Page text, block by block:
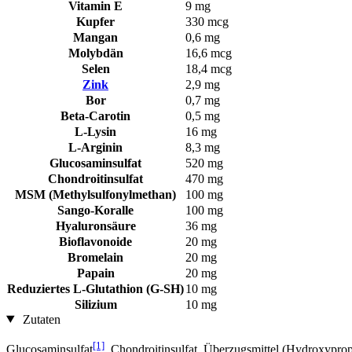
Vitamin E
9 mg
Kupfer
330 mcg
Mangan
0,6 mg
Molybdän
16,6 mcg
Selen
18,4 mcg
Zink
2,9 mg
Bor
0,7 mg
Beta-Carotin
0,5 mg
L-Lysin
16 mg
L-Arginin
8,3 mg
Glucosaminsulfat
520 mg
Chondroitinsulfat
470 mg
MSM (Methylsulfonylmethan)
100 mg
Sango-Koralle
100 mg
Hyaluronsäure
36 mg
Bioflavonoide
20 mg
Bromelain
20 mg
Papain
20 mg
Reduziertes L-Glutathion (G-SH)10 mg
Silizium
10 mg
Zutaten
Glucosaminsulfat[1] , Chondroitinsulfat, Überzugsmittel